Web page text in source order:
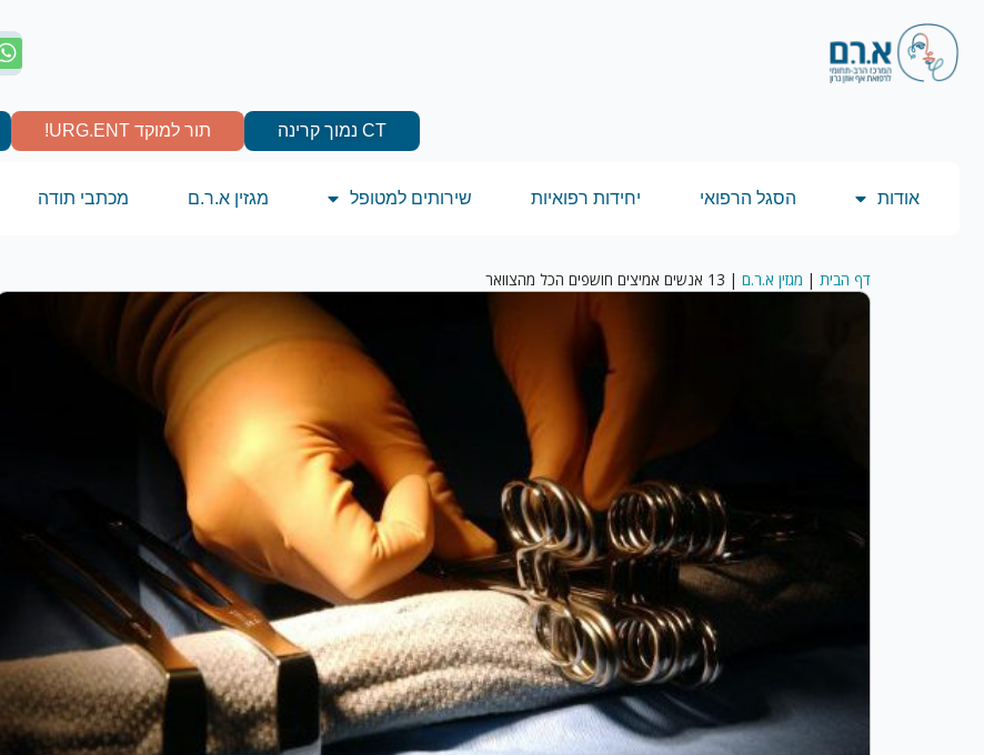
תור למוקד URG.ENT! CT נמוך קרינה
אודות הסגל הרפואי יחידות רפואיות שירותים למטופל מגזין א.ר.ם מכתבי תודה
דף הבית | מגזין א.ר.ם | 13 אנשים אמיצים חושפים הכל מהצוואר